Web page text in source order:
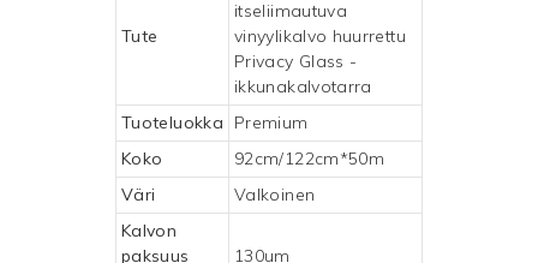
Tute
itseliimautuva
vinyylikalvo huurrettu
Privacy Glass -
ikkunakalvotarra
Tuoteluokka
Premium
Koko
92cm/122cm*50m
Väri
Valkoinen
Kalvon
paksuus
130um